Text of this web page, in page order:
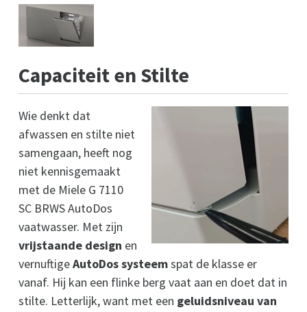
Capaciteit en Stilte
Wie denkt dat
afwassen en stilte niet
samengaan, heeft nog
niet kennisgemaakt
met de Miele G 7110
SC BRWS AutoDos
vaatwasser. Met zijn
vrijstaande design en
vernuftigeAutoDos systeemspat de klasse er
vanaf. Hij kan een flinke berg vaat aan en doet dat in
stilte. Letterlijk, want met een geluidsniveau van